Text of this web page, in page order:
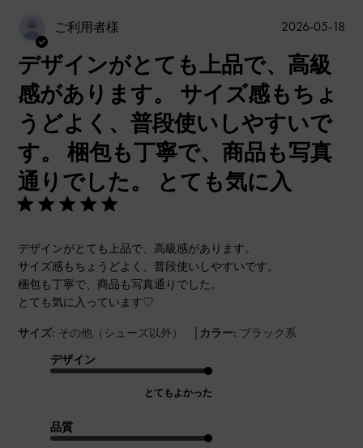
ご利用者様
デザインがとても上品で、高級
感があります。 サイズ感もちょ
うどよく、普段使いしやすいで
す。 梱包も丁寧で、商品も写真
通りでした。 とても気に入
デザインがとても上品で、高級感があります。
サイズ感もちょうどよく、普段使いしやすいです。
梱包も丁寧で、商品も写真通りでした。
とても気に入っています♡
サイズ: その他（シューズ以外） | カラー: ブラック系
デザイン
とてもよかった
品質
公
2026-05-18